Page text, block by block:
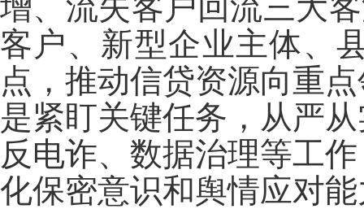
增、流失客户回流三大
客户、新型企业主体、
点，推动信贷资源向重
是紧盯关键任务，从严
反电诈、数据治理等工
化保密意识和舆情应对